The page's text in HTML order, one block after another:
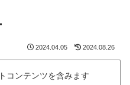
2024.04.05 2024.08.26
コンテンツを含みます